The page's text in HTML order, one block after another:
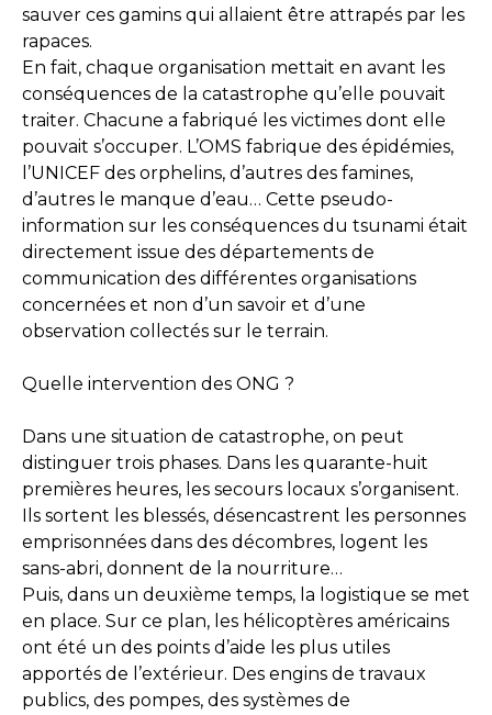
sauver ces gamins qui allaient être attrapés par les
rapaces.
En fait, chaque organisation mettait en avant les
conséquences de la catastrophe qu’elle pouvait
traiter. Chacune a fabriqué les victimes dont elle
pouvait s’occuper. L’OMS fabrique des épidémies,
l’UNICEF des orphelins, d’autres des famines,
d’autres le manque d’eau… Cette pseudo-
information sur les conséquences du tsunami était
directement issue des départements de
communication des différentes organisations
concernées et non d’un savoir et d’une
observation collectés sur le terrain.
Quelle intervention des ONG ?
Dans une situation de catastrophe, on peut
distinguer trois phases. Dans les quarante-huit
premières heures, les secours locaux s’organisent.
Ils sortent les blessés, désencastrent les personnes
emprisonnées dans des décombres, logent les
sans-abri, donnent de la nourriture…
Puis, dans un deuxième temps, la logistique se met
en place. Sur ce plan, les hélicoptères américains
ont été un des points d’aide les plus utiles
apportés de l’extérieur. Des engins de travaux
publics, des pompes, des systèmes de